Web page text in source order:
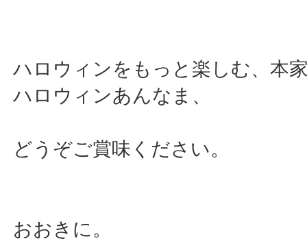
ハロウィンをもっと楽しむ、本
ハロウィンあんなま、
どうぞご賞味ください。
おおきに。